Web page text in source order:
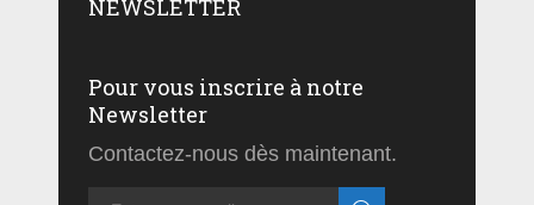
NEWSLETTER
Pour vous inscrire à notre
Newsletter
Contactez-nous dès maintenant.